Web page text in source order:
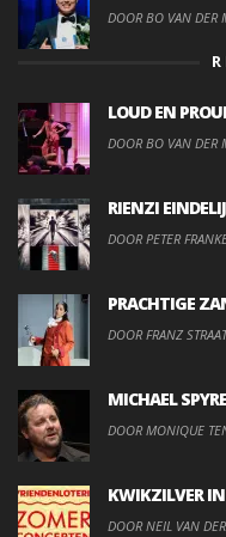
DOOR BO VAN DER
LOUD EN
DOOR BO VAN DER
RIENZI
DOOR PETER
PRACHTIGE
DOOR FRANZ
MICHAEL
DOOR MONIQUE
KWIKZILVER
DOOR NEIL VAN